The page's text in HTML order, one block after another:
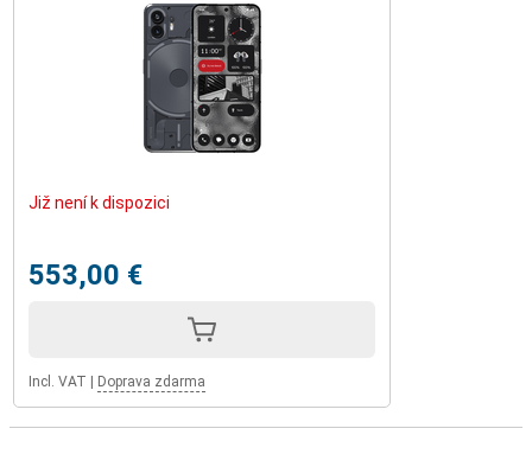
Již není k dispozici
553,00 €
Incl. VAT Doprava zdarma